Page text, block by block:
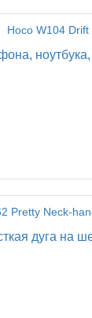
дуга на